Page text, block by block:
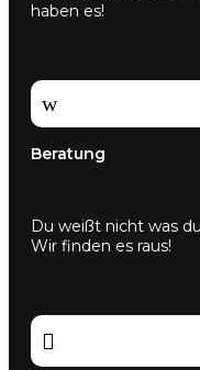
haben es!
w
Beratung
Du weißt nicht was
Wir finden es raus!
